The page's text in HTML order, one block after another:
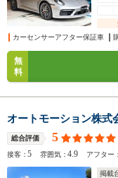
カーセンサーアフター保証車
無
料
オートモーション株式
総合評価 5
接客：5 雰囲気：4.9 アフター
掲載